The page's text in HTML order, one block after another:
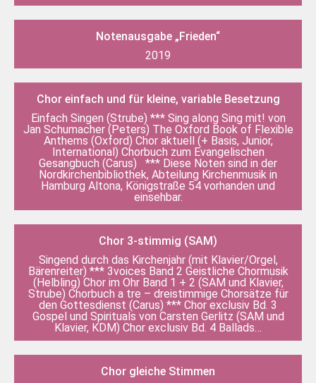
Notenausgabe „Frieden“
2019
Chor einfach und für kleine, variable Besetzung
Einfach Singen (Strube) *** Sing along Sing mit! von
Jan Schumacher (Peters) The Oxford Book of Flexible
Anthems (Oxford) Chor aktuell (+ Basis, Junior,
International) Chorbuch zum Evangelischen
Gesangbuch (Carus) *** Diese Noten sind in der
Nordkirchenbibliothek, Abteilung Kirchenmusik in
Hamburg Altona, Königstraße 54 vorhanden und
einsehbar.
Chor 3-stimmig (SAM)
Singend durch das Kirchenjahr (mit Klavier/Orgel,
Bärenreiter) *** 3voices Band 2 Geistliche Chormusik
(Helbling) Chor im Ohr Band 1 + 2 (SAM und Klavier,
Strube) Chorbuch a tre – dreistimmige Chorsätze für
den Gottesdienst (Carus) *** Chor exclusiv Bd. 3
Gospel und Spirituals von Carsten Gerlitz (SAM und
Klavier, KDM) Chor exclusiv Bd. 4 Ballads…
Chor gleiche Stimmen